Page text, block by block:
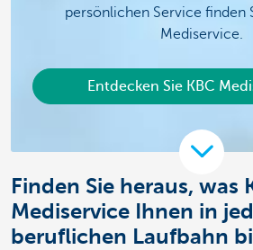
persönlichen Service finden
Mediservice.
Entdecken Sie KBC
Finden Sie heraus, was
Mediservice Ihnen in
beruflichen Laufbahn